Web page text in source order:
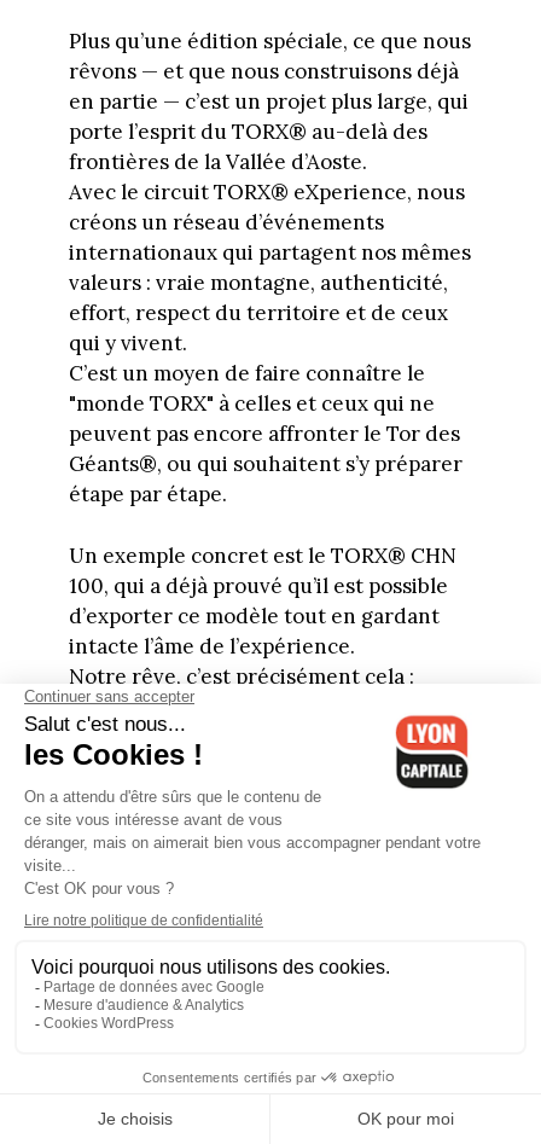
Plus qu’une édition spéciale, ce que nous
rêvons — et que nous construisons déjà
en partie — c’est un projet plus large, qui
porte l’esprit du TORX® au-delà des
frontières de la Vallée d’Aoste.
Avec le circuit TORX® eXperience, nous
créons un réseau d’événements
internationaux qui partagent nos mêmes
valeurs : vraie montagne, authenticité,
effort, respect du territoire et de ceux
qui y vivent.
C’est un moyen de faire connaître le
"monde TORX" à celles et ceux qui ne
peuvent pas encore affronter le Tor des
Géants®, ou qui souhaitent s’y préparer
étape par étape.
Un exemple concret est le TORX® CHN
100, qui a déjà prouvé qu’il est possible
d’exporter ce modèle tout en gardant
intacte l’âme de l’expérience.
Notre rêve, c’est précisément cela :
construire un pont entre les cultures,
les continents et les montagnes, en
offrant à un nombre toujours plus grand
de personnes la possibilité de vivre une
expérience intense, vraie et
transformatrice.
Dans l’esprit TORX®.